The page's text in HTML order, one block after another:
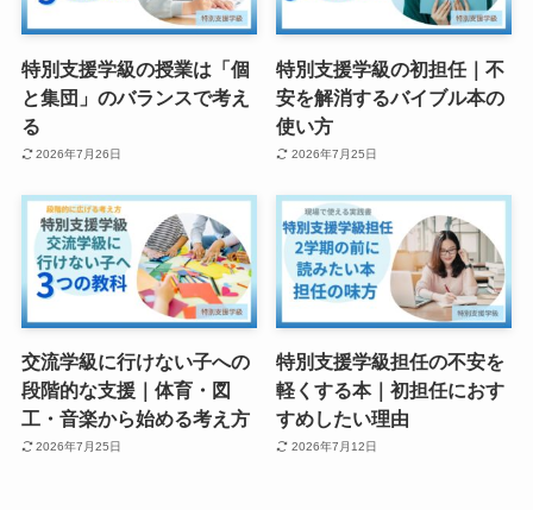
特別支援学級の授業は「個
と集団」のバランスで考え
る
2026年7月26日
特別支援学級の初担任｜不
安を解消するバイブル本の
使い方
2026年7月25日
交流学級に行けない子への
段階的な支援｜体育・図
工・音楽から始める考え方
2026年7月25日
特別支援学級担任の不安を
軽くする本｜初担任におす
すめしたい理由
2026年7月12日